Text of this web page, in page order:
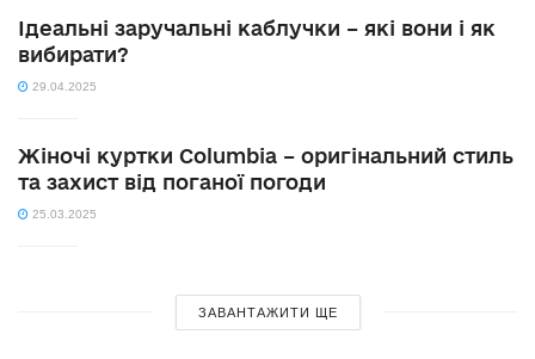
Ідеальні заручальні каблучки – які вони і як
вибирати?
29.04.2025
Жіночі куртки Columbia – оригінальний стиль
та захист від поганої погоди
25.03.2025
ЗАВАНТАЖИТИ ЩЕ